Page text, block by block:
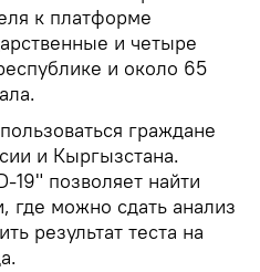
к платформе
и четыре
и около 65
граждане
и Кыргызстана.
19" позволяет найти
где можно сдать анализ
результат теста на